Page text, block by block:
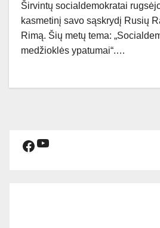
Širvintų socialdemokratai
kasmetinį savo sąskrydį Rusių
Rimą. Šių metų tema:
medžioklės ypatumai“.…
Facebook
YouTube